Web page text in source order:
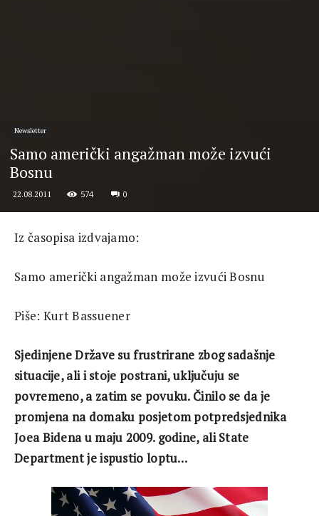
Newsletter
Samo američki angažman može izvući
Bosnu
22.08.2011 574 0
Iz časopisa izdvajamo:
Samo američki angažman može izvući Bosnu
Piše: Kurt Bassuener
Sjedinjene Države su frustrirane zbog sadašnje
situacije, ali i stoje postrani, uključuju se
povremeno, a zatim se povuku. Činilo se da je
promjena na domaku posjetom potpredsjednika
Joea Bidena u maju 2009. godine, ali State
Department je ispustio loptu…